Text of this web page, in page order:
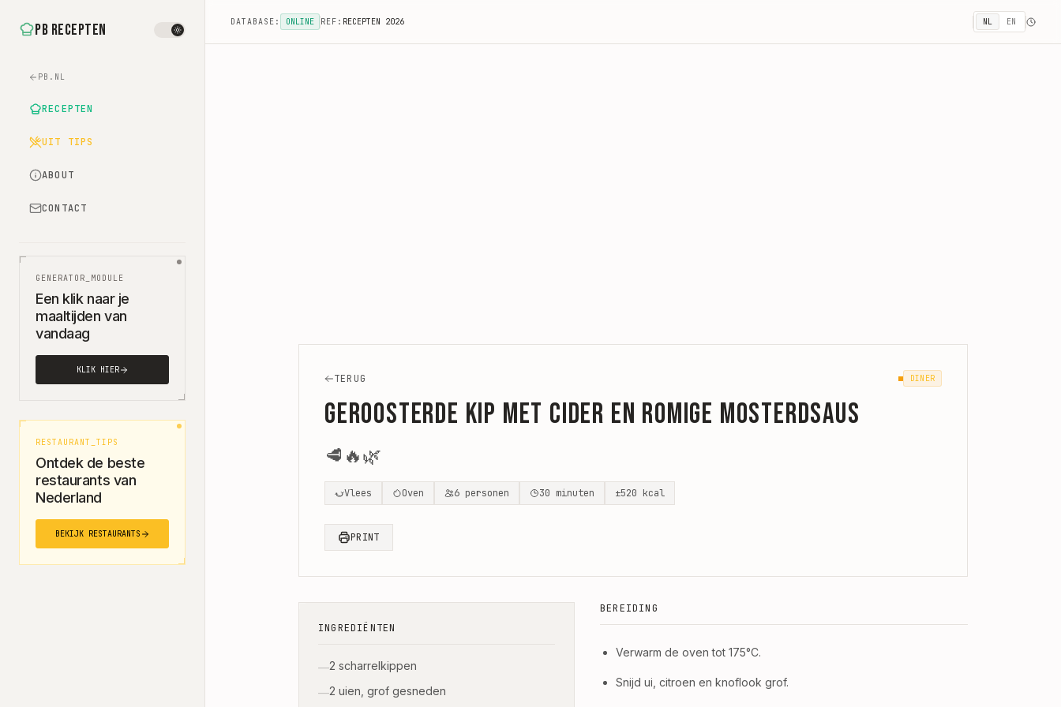
PB Recepten
PB.NL
RECEPTEN
UIT TIPS
ABOUT
CONTACT
GENERATOR_MODULE
Een klik naar je
maaltijden van
vandaag
KLIK HIER
RESTAURANT_TIPS
Ontdek de beste
restaurants van
Nederland
BEKIJK RESTAURANTS
DATABASE: ONLINE REF: RECEPTEN 2026 NL EN
TERUG DINER
Geroosterde kip met cider en romige mosterdsaus
🥩 🔥🌿
Vlees Oven 6 personen 30 minuten ±520 kcal
PRINT
INGREDIËNTEN
—2 scharrelkippen
—2 uien, grof gesneden
BEREIDING
Verwarm de oven tot 175°C.
Snijd ui, citroen en knoflook grof.